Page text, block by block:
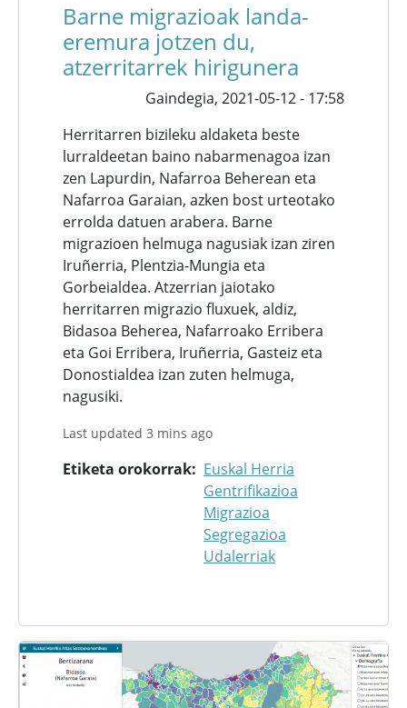
Barne migrazioak landa-
eremura jotzen du,
atzerritarrek hirigunera
Gaindegia, 2021-05-12 - 17:58
Herritarren bizileku aldaketa beste
lurraldeetan baino nabarmenagoa izan
zen Lapurdin, Nafarroa Beherean eta
Nafarroa Garaian, azken bost urteotako
errolda datuen arabera. Barne
migrazioen helmuga nagusiak izan ziren
Iruñerria, Plentzia-Mungia eta
Gorbeialdea. Atzerrian jaiotako
herritarren migrazio fluxuek, aldiz,
Bidasoa Beherea, Nafarroako Erribera
eta Goi Erribera, Iruñerria, Gasteiz eta
Donostialdea izan zuten helmuga,
nagusiki.
Last updated 3 mins ago
Etiketa orokorrak
Euskal Herria
Gentrifikazioa
Migrazioa
Segregazioa
Udalerriak